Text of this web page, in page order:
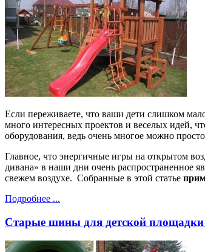
Если переживаете, что ваши дети слишком
много интересных проектов и веселых идей,
оборудования, ведь очень многое можно
Главное, что энергичные игры на открытом
дивана» в наши дни очень распространенное
свежем воздухе. Собранные в этой статье
Подробнее ...
Старые шины для детской площадки